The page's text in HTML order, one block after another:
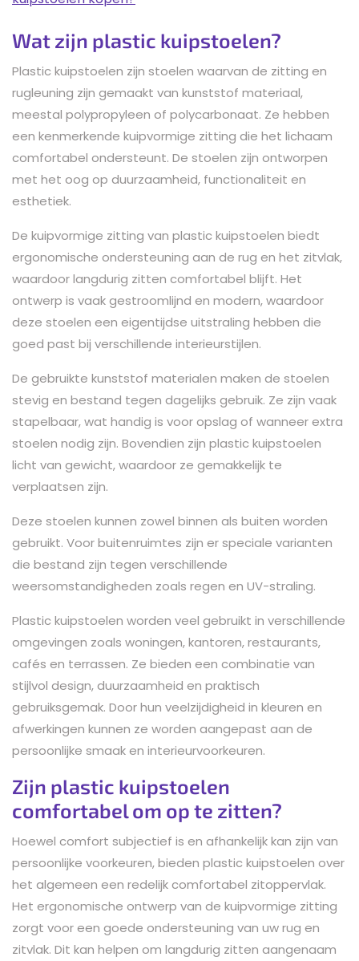
Wat zijn plastic kuipstoelen?
Plastic kuipstoelen zijn stoelen waarvan de zitting en
rugleuning zijn gemaakt van kunststof materiaal,
meestal polypropyleen of polycarbonaat. Ze hebben
een kenmerkende kuipvormige zitting die het lichaam
comfortabel ondersteunt. De stoelen zijn ontworpen
met het oog op duurzaamheid, functionaliteit en
esthetiek.
De kuipvormige zitting van plastic kuipstoelen biedt
ergonomische ondersteuning aan de rug en het zitvlak,
waardoor langdurig zitten comfortabel blijft. Het
ontwerp is vaak gestroomlijnd en modern, waardoor
deze stoelen een eigentijdse uitstraling hebben die
goed past bij verschillende interieurstijlen.
De gebruikte kunststof materialen maken de stoelen
stevig en bestand tegen dagelijks gebruik. Ze zijn vaak
stapelbaar, wat handig is voor opslag of wanneer extra
stoelen nodig zijn. Bovendien zijn plastic kuipstoelen
licht van gewicht, waardoor ze gemakkelijk te
verplaatsen zijn.
Deze stoelen kunnen zowel binnen als buiten worden
gebruikt. Voor buitenruimtes zijn er speciale varianten
die bestand zijn tegen verschillende
weersomstandigheden zoals regen en UV-straling.
Plastic kuipstoelen worden veel gebruikt in verschillende
omgevingen zoals woningen, kantoren, restaurants,
cafés en terrassen. Ze bieden een combinatie van
stijlvol design, duurzaamheid en praktisch
gebruiksgemak. Door hun veelzijdigheid in kleuren en
afwerkingen kunnen ze worden aangepast aan de
persoonlijke smaak en interieurvoorkeuren.
Zijn plastic kuipstoelen
comfortabel om op te zitten?
Hoewel comfort subjectief is en afhankelijk kan zijn van
persoonlijke voorkeuren, bieden plastic kuipstoelen over
het algemeen een redelijk comfortabel zitoppervlak.
Het ergonomische ontwerp van de kuipvormige zitting
zorgt voor een goede ondersteuning van uw rug en
zitvlak. Dit kan helpen om langdurig zitten aangenaam